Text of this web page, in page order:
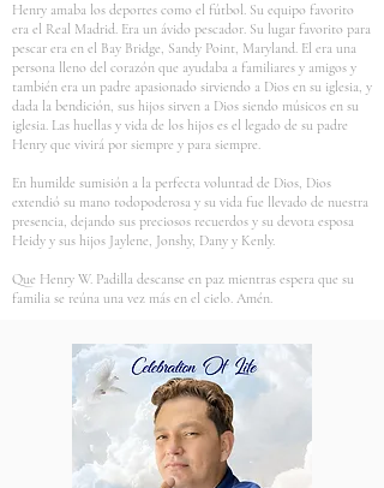
Henry amaba los deportes como el fútbol. Su equipo favorito
era el Real Madrid. Era un ávido pescador. Su lugar favorito para
pescar era en el Bay Bridge, Sandy Point, Maryland. El era una
persona lleno del corazón que ayudaba a familiares y amigos y
también era un padre apasionado sirviendo a Dios en su iglesia, y
dada la bendición, sus hijos sirven a Dios siendo músicos en su
iglesia. Las huellas y vida de los hijos es el legado de su padre
Henry que vivirá por siempre y para siempre.
En humilde sumisión a la perfecta voluntad de Dios, Dios
extendió su mano todopoderosa y su vida fue llevado de nuestra
presencia, dejando sus preciosos recuerdos y su devota esposa
Heidy y sus hijos Jaylene, Jonshy, Dany y Kenly.
Que Henry W. Padilla descanse en paz mientras espera que su
familia se reúna una vez más en el cielo. Amén.